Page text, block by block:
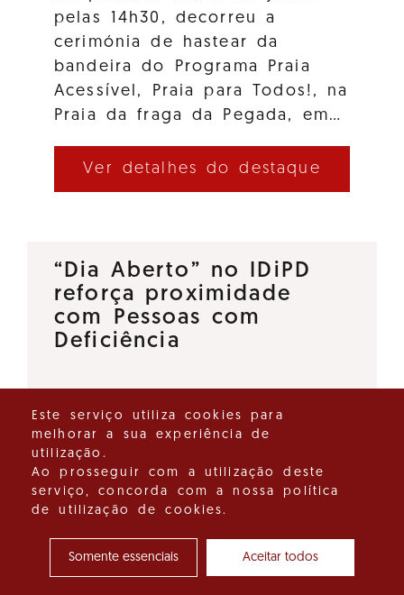
pelas 14h30, decorreu a
cerimónia de hastear da
bandeira do Programa Praia
Acessível, Praia para Todos!, na
Praia da fraga da Pegada, em…
Ver detalhes do destaque
“Dia Aberto” no IDiPD
reforça proximidade
com Pessoas com
Deficiência
Pessoas com Deficiência (IDiPD)
lançou a iniciativa “Dia Aberto”,
um espaço de diálogo direto
que tem como objetivo
reforçar a proximidade entre…
Ver detalhes do destaque
Este serviço utiliza cookies para
melhorar a sua experiência de
utilização.
Ao prosseguir com a utilização deste
serviço, concorda com a nossa política
de utilização de cookies.
Somente essenciais Aceitar todos